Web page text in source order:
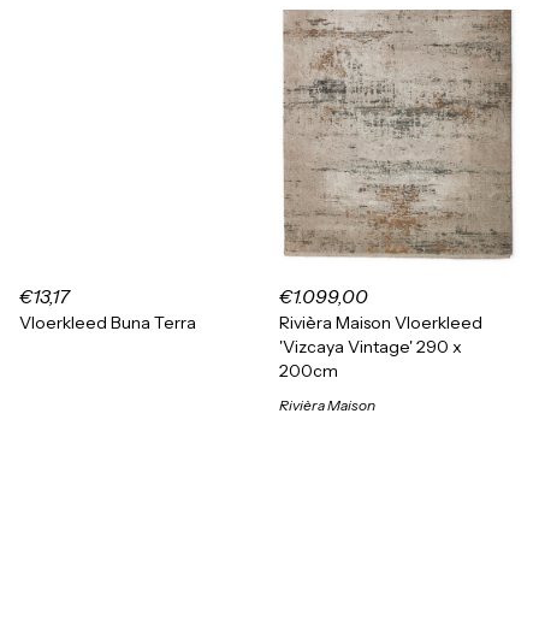
€13,17
Vloerkleed Buna Terra
€1.099,00
Rivièra Maison Vloerkleed
'Vizcaya Vintage' 290 x
200cm
Rivièra Maison